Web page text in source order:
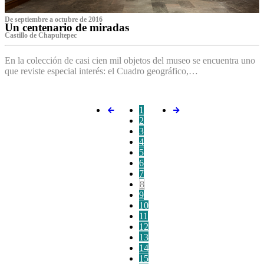
De septiembre a octubre de 2016
Un centenario de miradas
Castillo de Chapultepec
En la colección de casi cien mil objetos del museo se encuentra uno
que reviste especial interés: el Cuadro geográfico,…
1
2
3
4
5
6
7
8
9
10
11
12
13
14
15